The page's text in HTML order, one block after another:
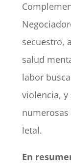
secuestro,
salud
labor
violencia,
letal.
En